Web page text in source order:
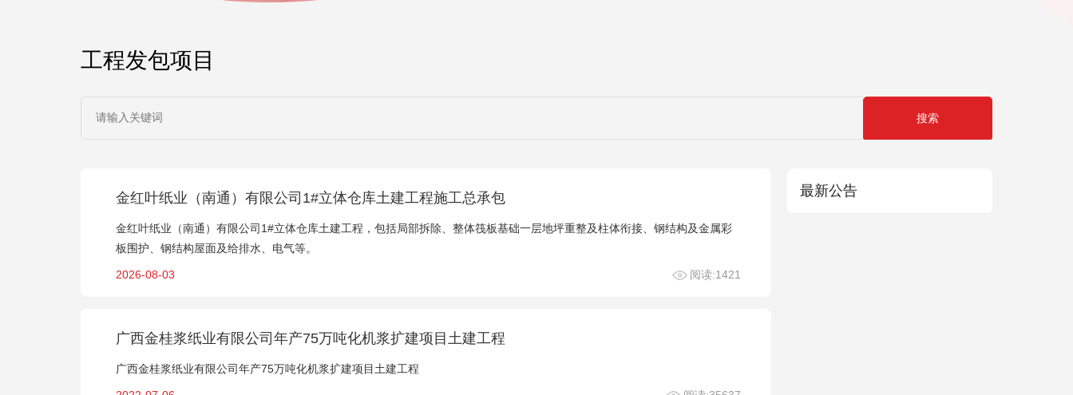
工程发包项目
金红叶纸业（南通）有限公司1#立体仓库土建工程施工总承包
金红叶纸业（南通）有限公司1#立体仓库土建工程，包括局部拆除、整体筏板基础一层地坪重整及柱体衔接、钢结构及金属彩
板围护、钢结构屋面及给排水、电气等。
2026-08-03 阅读:1421
广西金桂浆纸业有限公司年产75万吨化机浆扩建项目土建工程
广西金桂浆纸业有限公司年产75万吨化机浆扩建项目土建工程
最新公告